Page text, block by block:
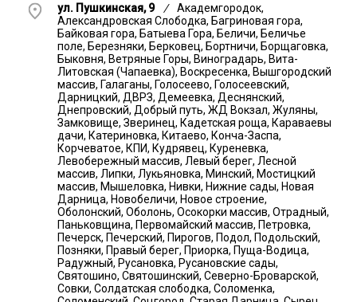
ул. Пушкинская, 9 /
Академгородок,
Александровская Слободка, Багриновая гора,
Байковая гора, Батыева Гора, Беличи, Беличье
поле, Березняки, Берковец, Бортничи, Борщаговка,
Быковня, Ветряные Горы, Виноградарь, Вита-
Литовская (Чапаевка), Воскресенка, Вышгородский
массив, Галаганы, Голосеево, Голосеевский,
Дарницкий, ДВРЗ, Демеевка, Деснянский,
Днепровский, Добрый путь, ЖД Вокзал, Жуляны,
Замковище, Зверинец, Кадетская роща, Караваевы
дачи, Катериновка, Китаево, Конча-Заспа,
Корчеватое, КПИ, Кудрявец, Куреневка,
Левобережный массив, Левый берег, Лесной
массив, Липки, Лукьяновка, Минский, Мостицкий
массив, Мышеловка, Нивки, Нижние сады, Новая
Дарница, Новобеличи, Новое строение,
Оболонский, Оболонь, Осокорки массив, Отрадный,
Паньковщина, Первомайский массив, Петровка,
Печерск, Печерский, Пирогов, Подол, Подольский,
Позняки, Правый берег, Приорка, Пуща-Водица,
Радужный, Русановка, Русановские сады,
Святошино, Святошинский, Северно-Броварской,
Совки, Солдатская слободка, Соломенка,